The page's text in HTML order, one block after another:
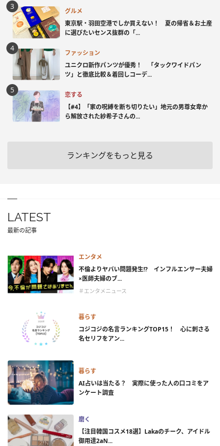
グルメ
東京駅・羽田空港でしか買えない！ 夏の帰省＆お土産
に選びたいセンス抜群の「...
ファッション
ユニクロ新作パンツが優秀！ 「タックワイドパン
ツ」と徹底比較＆着回しコーデ...
恋する
【#4】「家の呪縛を断ち切りたい」地元の男尊女卑か
ら解放された紗希子さんの...
ランキングをもっと見る
LATEST
最新の記事
エンタメ
不倫よりヤバい問題発生!? インフルエンサー夫婦
×医師夫婦のブ...
＃エンタメニュース
暮らす
コジコジの名言ランキングTOP15！ 心に刺さる
名セリフをアン...
暮らす
AI占いは当たる？ 実際に使った人の口コミをア
ンケート調査
磨く
【注目韓国コスメ18選】Lakaのチーク、アイドル
御用達2aN...